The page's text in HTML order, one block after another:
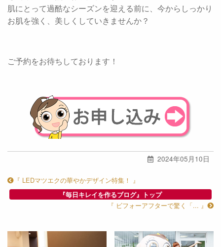
肌にとって過酷なシーズンを迎える前に、今からしっかり
お肌を強く、美しくしていきませんか？
ご予約をお待ちしております！
2024年05月10日
『 LEDマツエクの華やかデザイン特集！ 』
『毎日キレイを作るブログ』トップ
『 ビフォーアフターで驚く「... 』